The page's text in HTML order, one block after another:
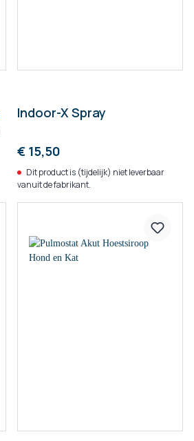
Indoor-X Spray
€ 15,50
Dit product is (tijdelijk) niet leverbaar
vanuit de fabrikant.